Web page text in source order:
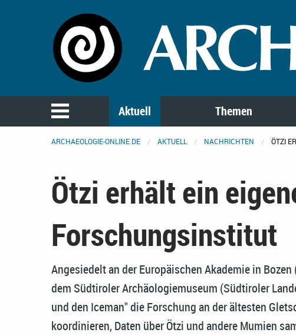
Aktuell Themen
ARCHAEOLOGIE-ONLINE.DE AKTUELL NACHRICHTEN ÖTZI
Ötzi erhält ein
Forschungsinstitut
Angesiedelt an der Europäischen Akademie in
dem Südtiroler Archäologiemuseum (Südtiroler
und den Iceman" die Forschung an der ältesten
koordinieren, Daten über Ötzi und andere Mumien